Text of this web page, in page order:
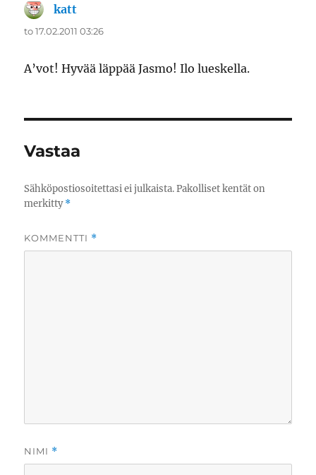
katt
to 17.02.2011 03:26
A’vot! Hyvää läppää Jasmo! Ilo lueskella.
Vastaa
Sähköpostiosoitettasi ei julkaista. Pakolliset kentät on
merkitty*
KOMMENTTI *
NIMI *